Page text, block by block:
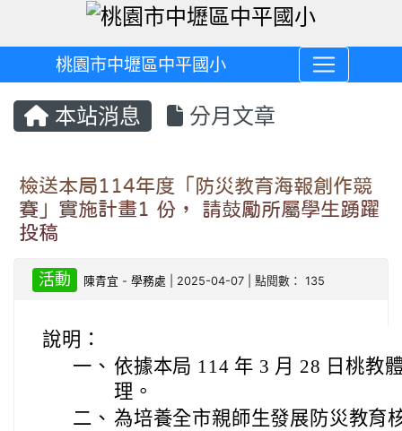
桃園市中壢區中平國小
本站消息 分月文章
檢送本局114年度「防災教育海報創作競
賽」實施計畫1 份， 請鼓勵所屬學生踴躍
投稿
活動 陳青宜 -學務處 | 2025-04-07 | 點閱數： 135
說明：
一、 依據本局 114 年 3 月 28 日桃教
理。
二、 為培養全市親師生發展防災教育